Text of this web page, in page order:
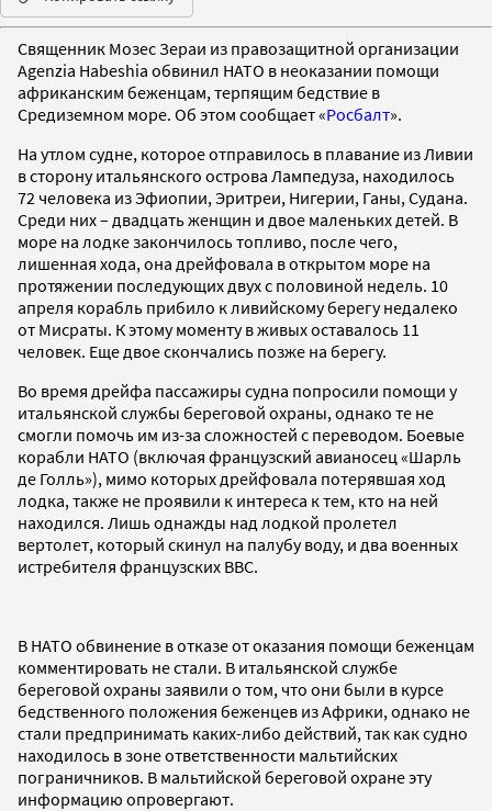
Священник Мозес Зераи из правозащитной организации
Agenzia Habeshia обвинил НАТО в неоказании помощи
африканским беженцам, терпящим бедствие в
Средиземном море. Об этом сообщает «Росбалт».
На утлом судне, которое отправилось в плавание из Ливии
в сторону итальянского острова Лампедуза, находилось
72 человека из Эфиопии, Эритреи, Нигерии, Ганы, Судана.
Среди них – двадцать женщин и двое маленьких детей. В
море на лодке закончилось топливо, после чего,
лишенная хода, она дрейфовала в открытом море на
протяжении последующих двух с половиной недель. 10
апреля корабль прибило к ливийскому берегу недалеко
от Мисраты. К этому моменту в живых оставалось 11
человек. Еще двое скончались позже на берегу.
Во время дрейфа пассажиры судна попросили помощи у
итальянской службы береговой охраны, однако те не
смогли помочь им из-за сложностей с переводом. Боевые
корабли НАТО (включая французский авианосец «Шарль
де Голль»), мимо которых дрейфовала потерявшая ход
лодка, также не проявили к интереса к тем, кто на ней
находился. Лишь однажды над лодкой пролетел
вертолет, который скинул на палубу воду, и два военных
истребителя французских ВВС.
В НАТО обвинение в отказе от оказания помощи беженцам
комментировать не стали. В итальянской службе
береговой охраны заявили о том, что они были в курсе
бедственного положения беженцев из Африки, однако не
стали предпринимать каких-либо действий, так как судно
находилось в зоне ответственности мальтийских
пограничников. В мальтийской береговой охране эту
информацию опровергают.